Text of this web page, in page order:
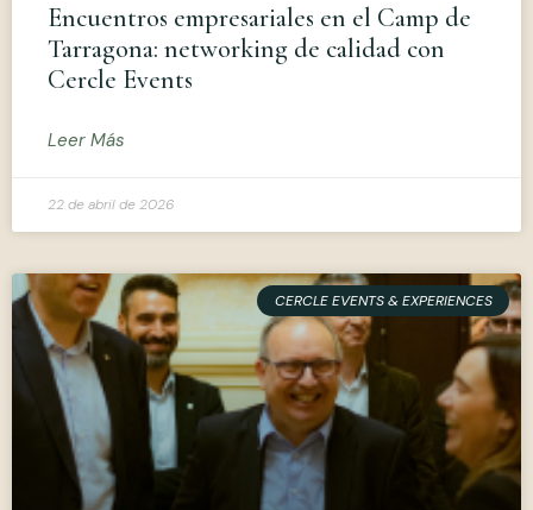
Encuentros empresariales en el Camp de
Tarragona: networking de calidad con
Cercle Events
Leer Más
22 de abril de 2026
CERCLE EVENTS & EXPERIENCES